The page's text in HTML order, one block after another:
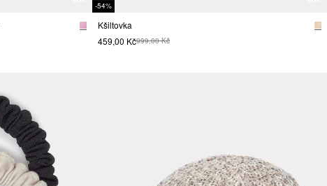
-54%
Kšiltovka
459,00 Kč999,00 Kč